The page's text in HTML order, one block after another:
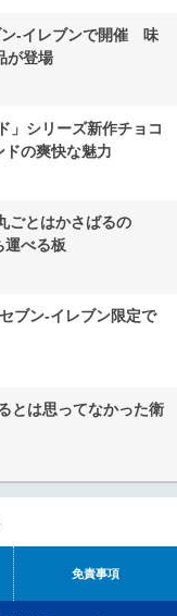
ン-イレブンで開催 味
が登場
」シリーズ新作チョコ
ドの爽快な魅力
ごとはかさばるの
べる板
ブン‐イレブン限定で
とは思ってなかった衛
免責事項